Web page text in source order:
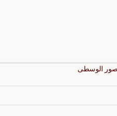
الوسطى